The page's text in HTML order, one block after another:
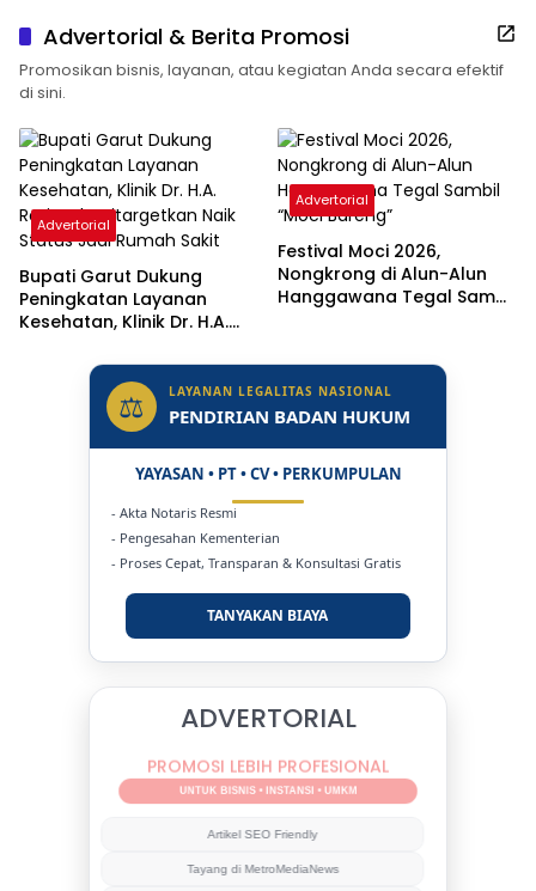
Advertorial & Berita Promosi
Promosikan bisnis, layanan, atau kegiatan Anda secara efektif
di sini.
Advertorial
Bupati Garut Dukung
Peningkatan Layanan
Kesehatan, Klinik Dr. H.A.
Status Jadi Rumah Sakit
Advertorial
Festival Moci 2026,
Nongkrong di Alun-Alun
Hanggawana Tegal Sambil
⚖ LAYANAN LEGALITAS NASIONAL
PENDIRIAN BADAN HUKUM
YAYASAN • PT • CV • PERKUMPULAN
- Akta Notaris Resmi
- Pengesahan Kementerian
- Proses Cepat, Transparan & Konsultasi Gratis
TANYAKAN BIAYA
ADVERTORIAL
PROMOSI LEBIH PROFESIONAL
UNTUK BISNIS • INSTANSI • UMKM
Artikel SEO Friendly
Tayang di MetroMediaNews